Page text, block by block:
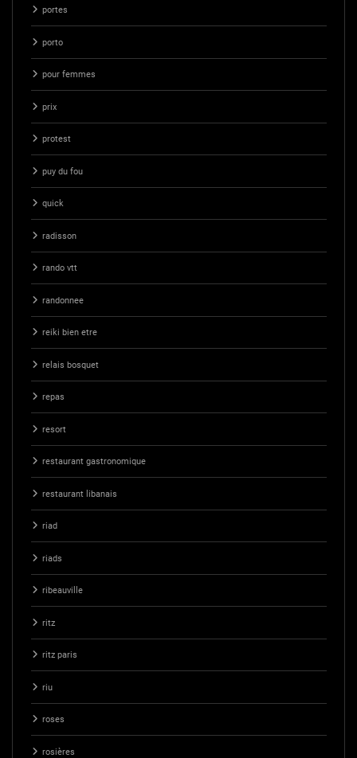
portes
porto
pour femmes
prix
protest
puy du fou
quick
radisson
rando vtt
randonnee
reiki bien etre
relais bosquet
repas
resort
restaurant gastronomique
restaurant libanais
riad
riads
ribeauville
ritz
ritz paris
riu
roses
rosières